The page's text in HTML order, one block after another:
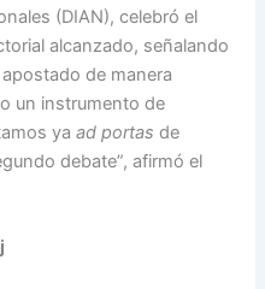
(DIAN), celebró el
alcanzado, señalando
de manera
un instrumento de
yaad portas de
debate”, afirmó el